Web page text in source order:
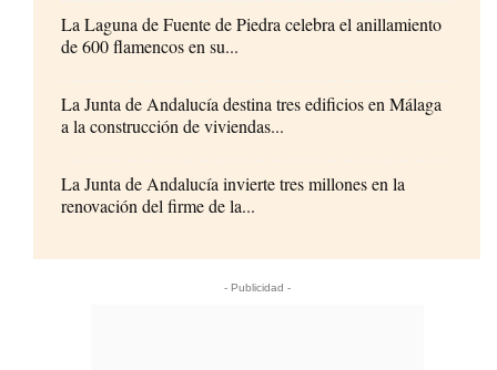
La Laguna de Fuente de Piedra celebra el anillamiento
de 600 flamencos en su...
La Junta de Andalucía destina tres edificios en Málaga
a la construcción de viviendas...
La Junta de Andalucía invierte tres millones en la
renovación del firme de la...
- Publicidad -